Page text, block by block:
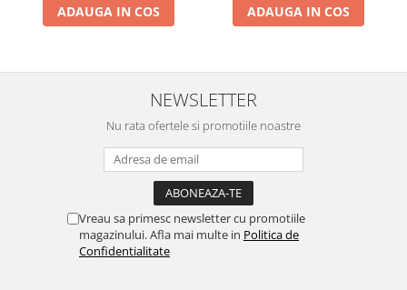
ADAUGA IN COS ADAUGA IN COS
NEWSLETTER
Nu rata ofertele si promotiile noastre
Vreau sa primesc newsletter cu promotiile
magazinului. Afla mai multe in Politica de
Confidentialitate